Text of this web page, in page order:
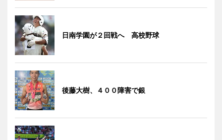
日南学園が２回戦へ 高校野球
後藤大樹、４００障害で銀